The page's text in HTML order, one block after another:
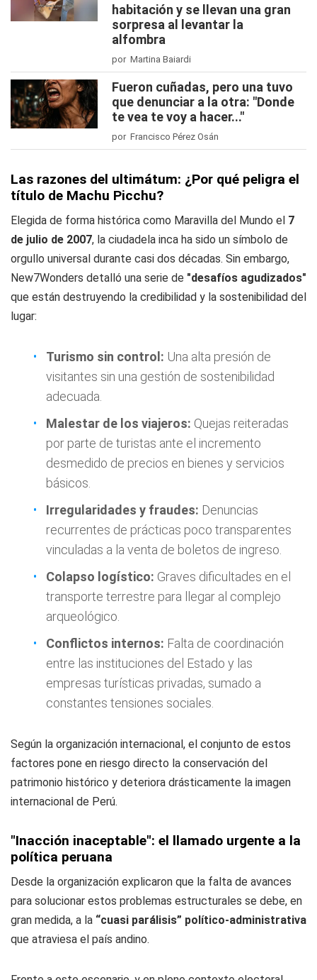
habitación y se llevan una gran
sorpresa al levantar la
alfombra
por Martina Baiardi
Fueron cuñadas, pero una tuvo
que denunciar a la otra: "Donde
te vea te voy a hacer..."
por Francisco Pérez Osán
Las razones del ultimátum: ¿Por qué peligra el
título de Machu Picchu?
Elegida de forma histórica como Maravilla del Mundo el 7
de julio de 2007, la ciudadela inca ha sido un símbolo de
orgullo universal durante casi dos décadas. Sin embargo,
New7Wonders detalló una serie de "desafíos agudizados"
que están destruyendo la credibilidad y la sostenibilidad del
lugar:
Turismo sin control: Una alta presión de
visitantes sin una gestión de sostenibilidad
adecuada.
Malestar de los viajeros: Quejas reiteradas
por parte de turistas ante el incremento
desmedido de precios en bienes y servicios
básicos.
Irregularidades y fraudes: Denuncias
recurrentes de prácticas poco transparentes
vinculadas a la venta de boletos de ingreso.
Colapso logístico: Graves dificultades en el
transporte terrestre para llegar al complejo
arqueológico.
Conflictos internos: Falta de coordinación
entre las instituciones del Estado y las
empresas turísticas privadas, sumado a
constantes tensiones sociales.
Según la organización internacional, el conjunto de estos
factores pone en riesgo directo la conservación del
patrimonio histórico y deteriora drásticamente la imagen
internacional de Perú.
"Inacción inaceptable": el llamado urgente a la
política peruana
Desde la organización explicaron que la falta de avances
para solucionar estos problemas estructurales se debe, en
gran medida, a la “cuasi parálisis” político-administrativa
que atraviesa el país andino.